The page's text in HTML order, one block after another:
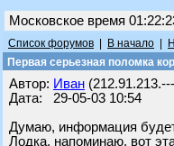
Московское время
Список форумов В начало
Первая серьезная поломка
Автор: Иван
Дата: 29-05-03 10:54
Думаю, информация
Лодка, напоминаю, вот